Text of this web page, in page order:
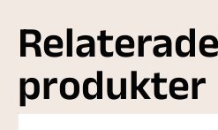
Relaterade
produkter